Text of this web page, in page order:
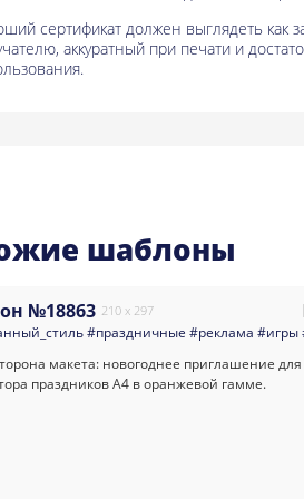
сертификат должен выглядеть как
аккуратный при печати и
шаблоны
#красивый_прайс_лист
#сертификат_курсы
#листовка#видео #фотографы
#салоны_красоты #листовка#прайс
№18863 210 x 297
#праздничные #реклама #игры